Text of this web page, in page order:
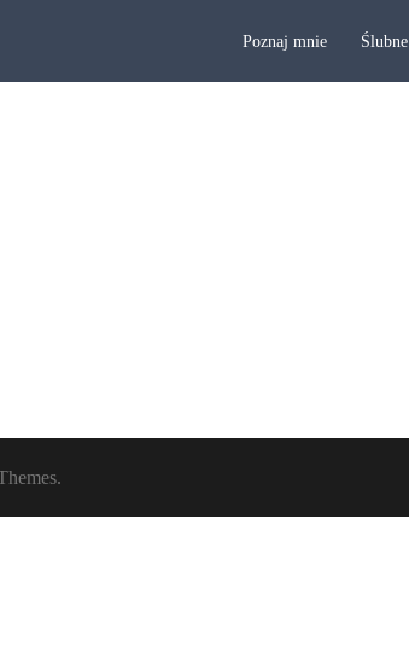
Poznaj mnie Ślubne